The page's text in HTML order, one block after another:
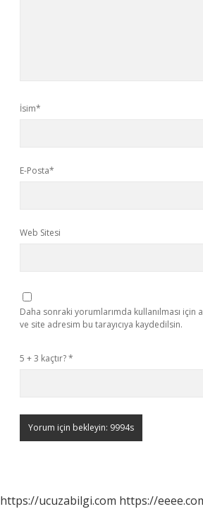
İsim*
E-Posta*
Web Sitesi
Daha sonraki yorumlarımda kullanılması için
ve site adresim bu tarayıcıya kaydedilsin.
5 + 3 kaçtır?*
https://ucuzabilgi.com https://